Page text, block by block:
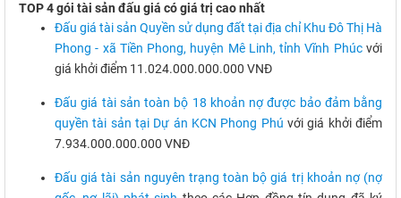
TOP 4 gói tài sản đấu giá có giá trị cao nhất
Đấu giá tài sản Quyền sử dụng đất tại địa chỉ Khu Đô Thị Hà
Phong - xã Tiền Phong, huyện Mê Linh, tỉnh Vĩnh Phúcvới
giá khởi điểm 11.024.000.000.000 VNĐ
Đấu giá tài sản toàn bộ 18 khoản nợ được bảo đảm bằng
quyền tài sản tại Dự án KCN Phong Phú với giá khởi điểm
7.934.000.000.000 VNĐ
Đấu giá tài sản nguyên trạng toàn bộ giá trị khoản nợ (nợ